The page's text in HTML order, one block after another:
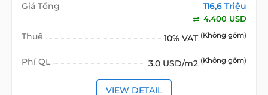
Giá Tổng 116,6 Triệu
4.400 USD
Thuế 10% VAT (Không gồm)
Phí QL 3.0 USD/m2 (Không gồm)
VIEW DETAIL